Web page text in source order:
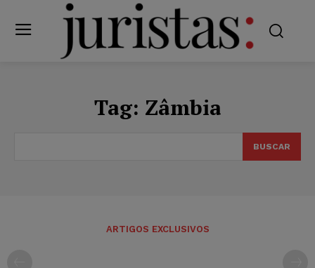
Tag: Zâmbia
BUSCAR
ARTIGOS EXCLUSIVOS